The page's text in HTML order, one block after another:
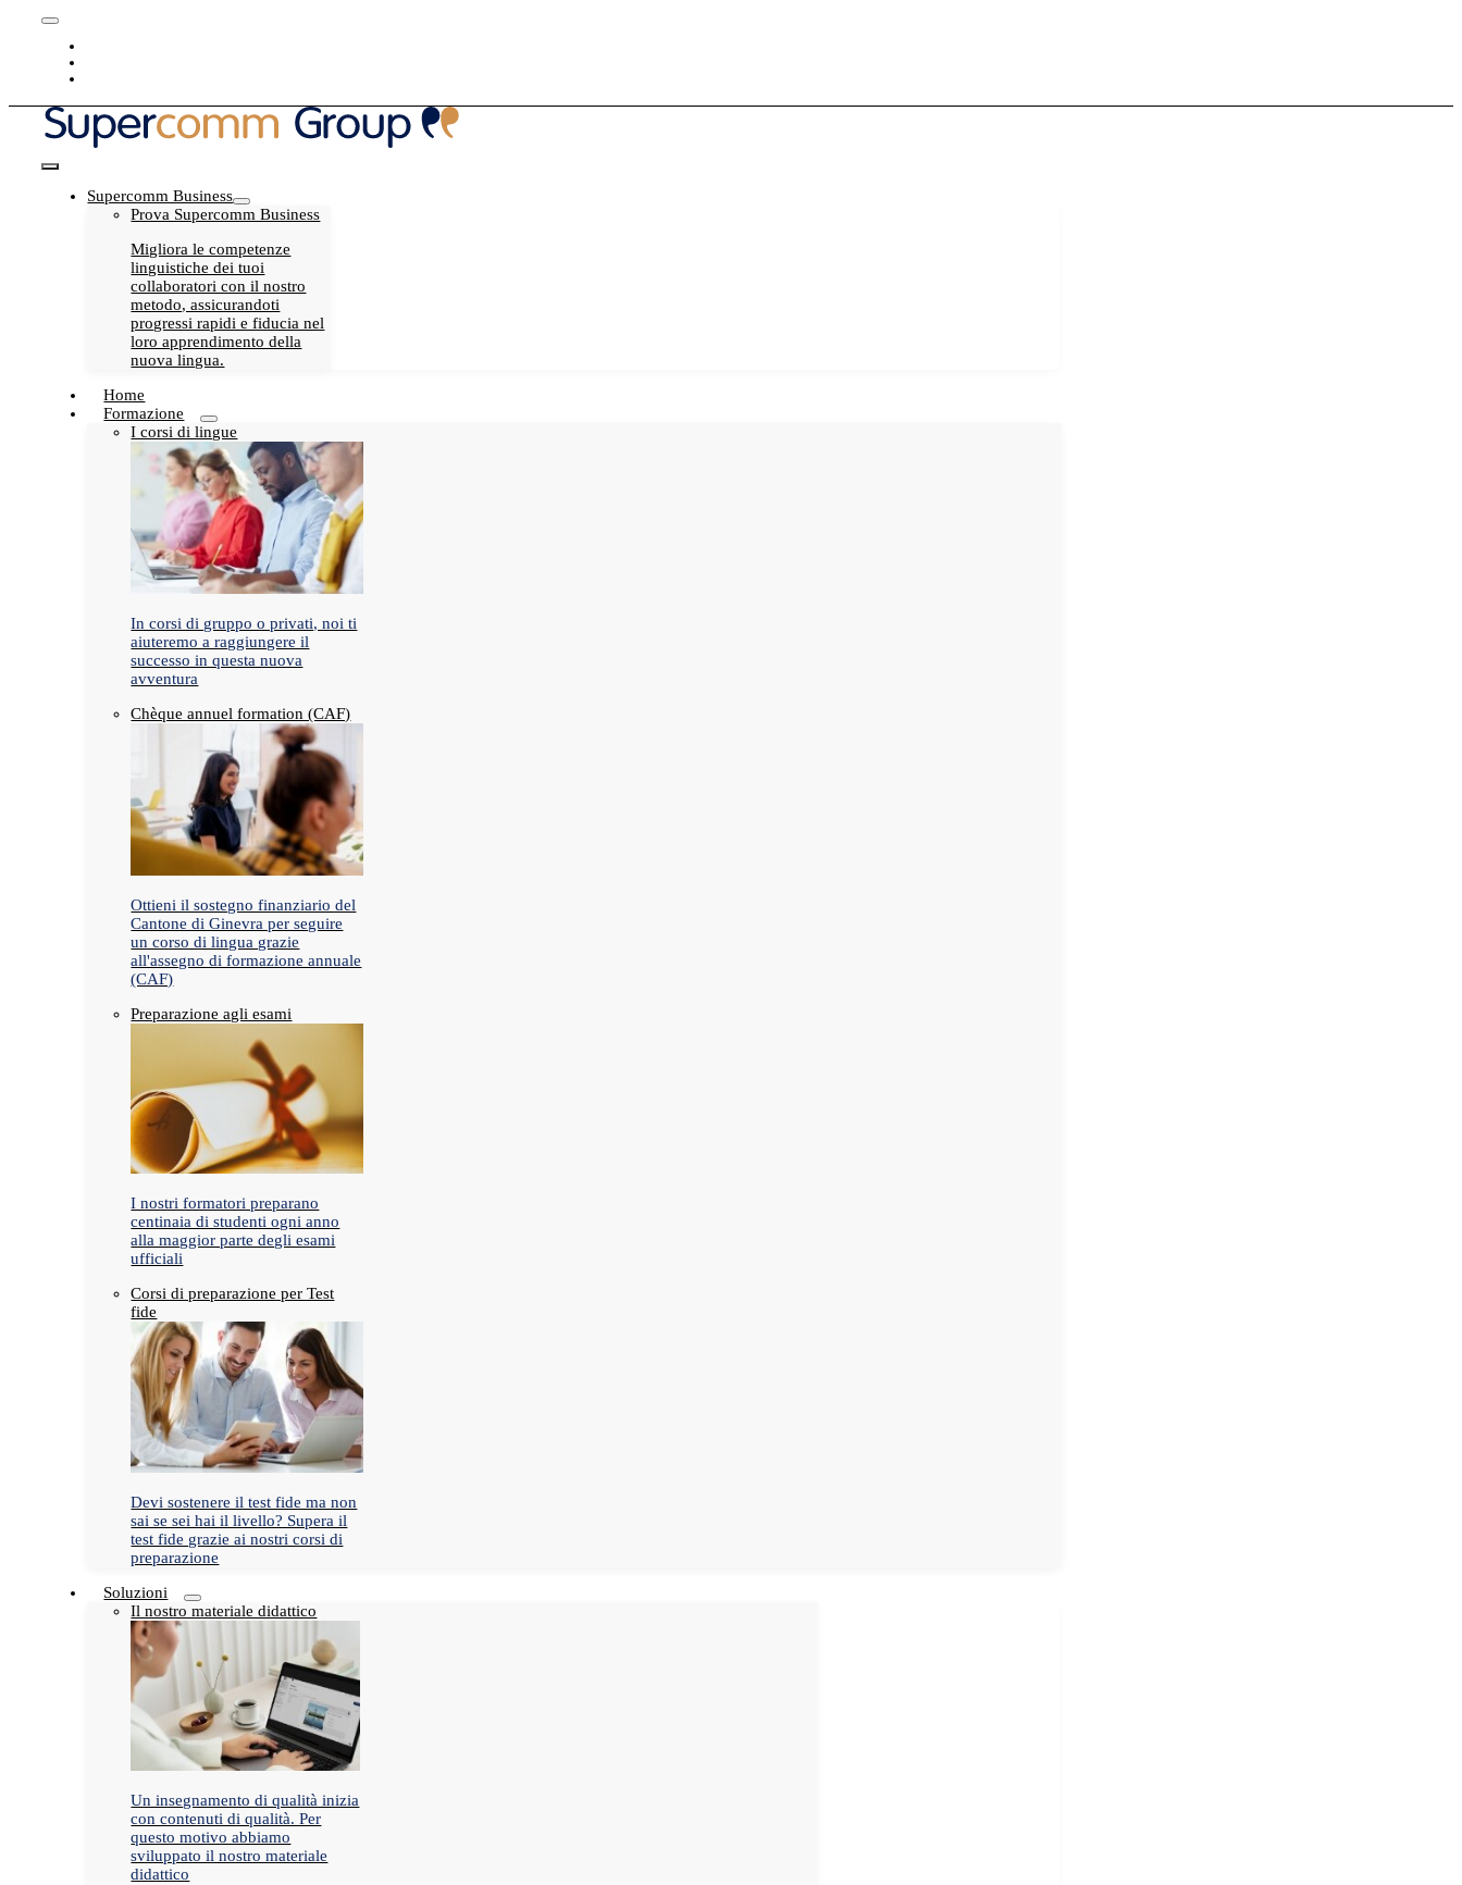
Toggle
Navigation
Navigation
Supercomm Business
Prova Supercomm Business
Migliora le competenze
linguistiche dei tuoi
collaboratori con il nostro
metodo, assicurandoti
progressi rapidi e fiducia nel
loro apprendimento della
nuova lingua.
Home
Formazione
I corsi di lingue
In corsi di gruppo o privati, noi ti
aiuteremo a raggiungere il
successo in questa nuova
avventura
Chèque annuel formation (CAF)
Ottieni il sostegno finanziario del
Cantone di Ginevra per seguire
un corso di lingua grazie
all'assegno di formazione annuale
(CAF)
Preparazione agli esami
I nostri formatori preparano
centinaia di studenti ogni anno
alla maggior parte degli esami
ufficiali
Corsi di preparazione per Test
fide
Devi sostenere il test fide ma non
sai se sei hai il livello? Supera il
test fide grazie ai nostri corsi di
preparazione
Soluzioni
Il nostro materiale didattico
Un insegnamento di qualità inizia
con contenuti di qualità. Per
questo motivo abbiamo
sviluppato il nostro materiale
didattico